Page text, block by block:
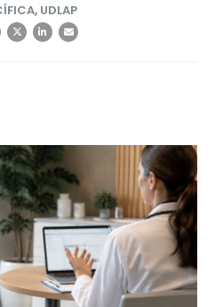
, UDLAP